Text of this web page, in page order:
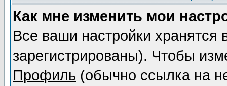
Как мне изменить мои
Все ваши настройки
зарегистрированы). Чтобы
Профиль (обычно ссылка на